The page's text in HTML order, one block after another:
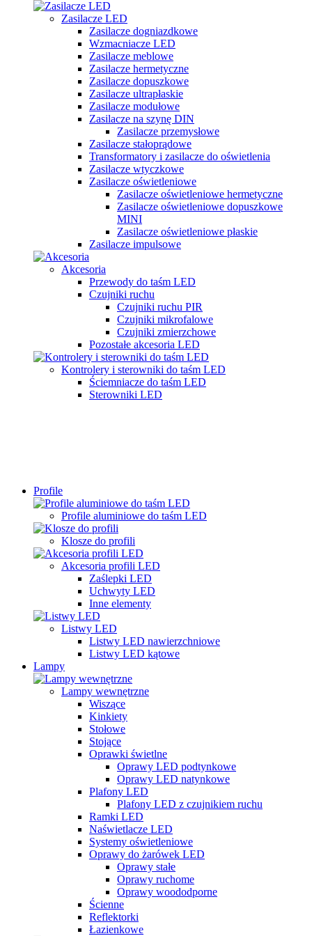
Zasilacze LED
Zasilacze dogniazdkowe
Wzmacniacze LED
Zasilacze meblowe
Zasilacze hermetyczne
Zasilacze dopuszkowe
Zasilacze ultrapłaskie
Zasilacze modułowe
Zasilacze na szynę DIN
Zasilacze przemysłowe
Zasilacze stałoprądowe
Transformatory i zasilacze do oświetlenia
Zasilacze wtyczkowe
Zasilacze oświetleniowe
Zasilacze oświetleniowe hermetyczne
Zasilacze oświetleniowe dopuszkowe
MINI
Zasilacze oświetleniowe płaskie
Zasilacze impulsowe
Akcesoria
Przewody do taśm LED
Czujniki ruchu
Czujniki ruchu PIR
Czujniki mikrofalowe
Czujniki zmierzchowe
Pozostałe akcesoria LED
Kontrolery i sterowniki do taśm LED
Ściemniacze do taśm LED
Sterowniki LED
Profile
Profile aluminiowe do taśm LED
Klosze do profili
Akcesoria profili LED
Zaślepki LED
Uchwyty LED
Inne elementy
Listwy LED
Listwy LED nawierzchniowe
Listwy LED kątowe
Lampy
Lampy wewnętrzne
Wiszące
Kinkiety
Stołowe
Stojące
Oprawki świetlne
Oprawy LED podtynkowe
Oprawy LED natynkowe
Plafony LED
Plafony LED z czujnikiem ruchu
Ramki LED
Naświetlacze LED
Systemy oświetleniowe
Oprawy do żarówek LED
Oprawy stałe
Oprawy ruchome
Oprawy woododporne
Ścienne
Reflektorki
Łazienkowe